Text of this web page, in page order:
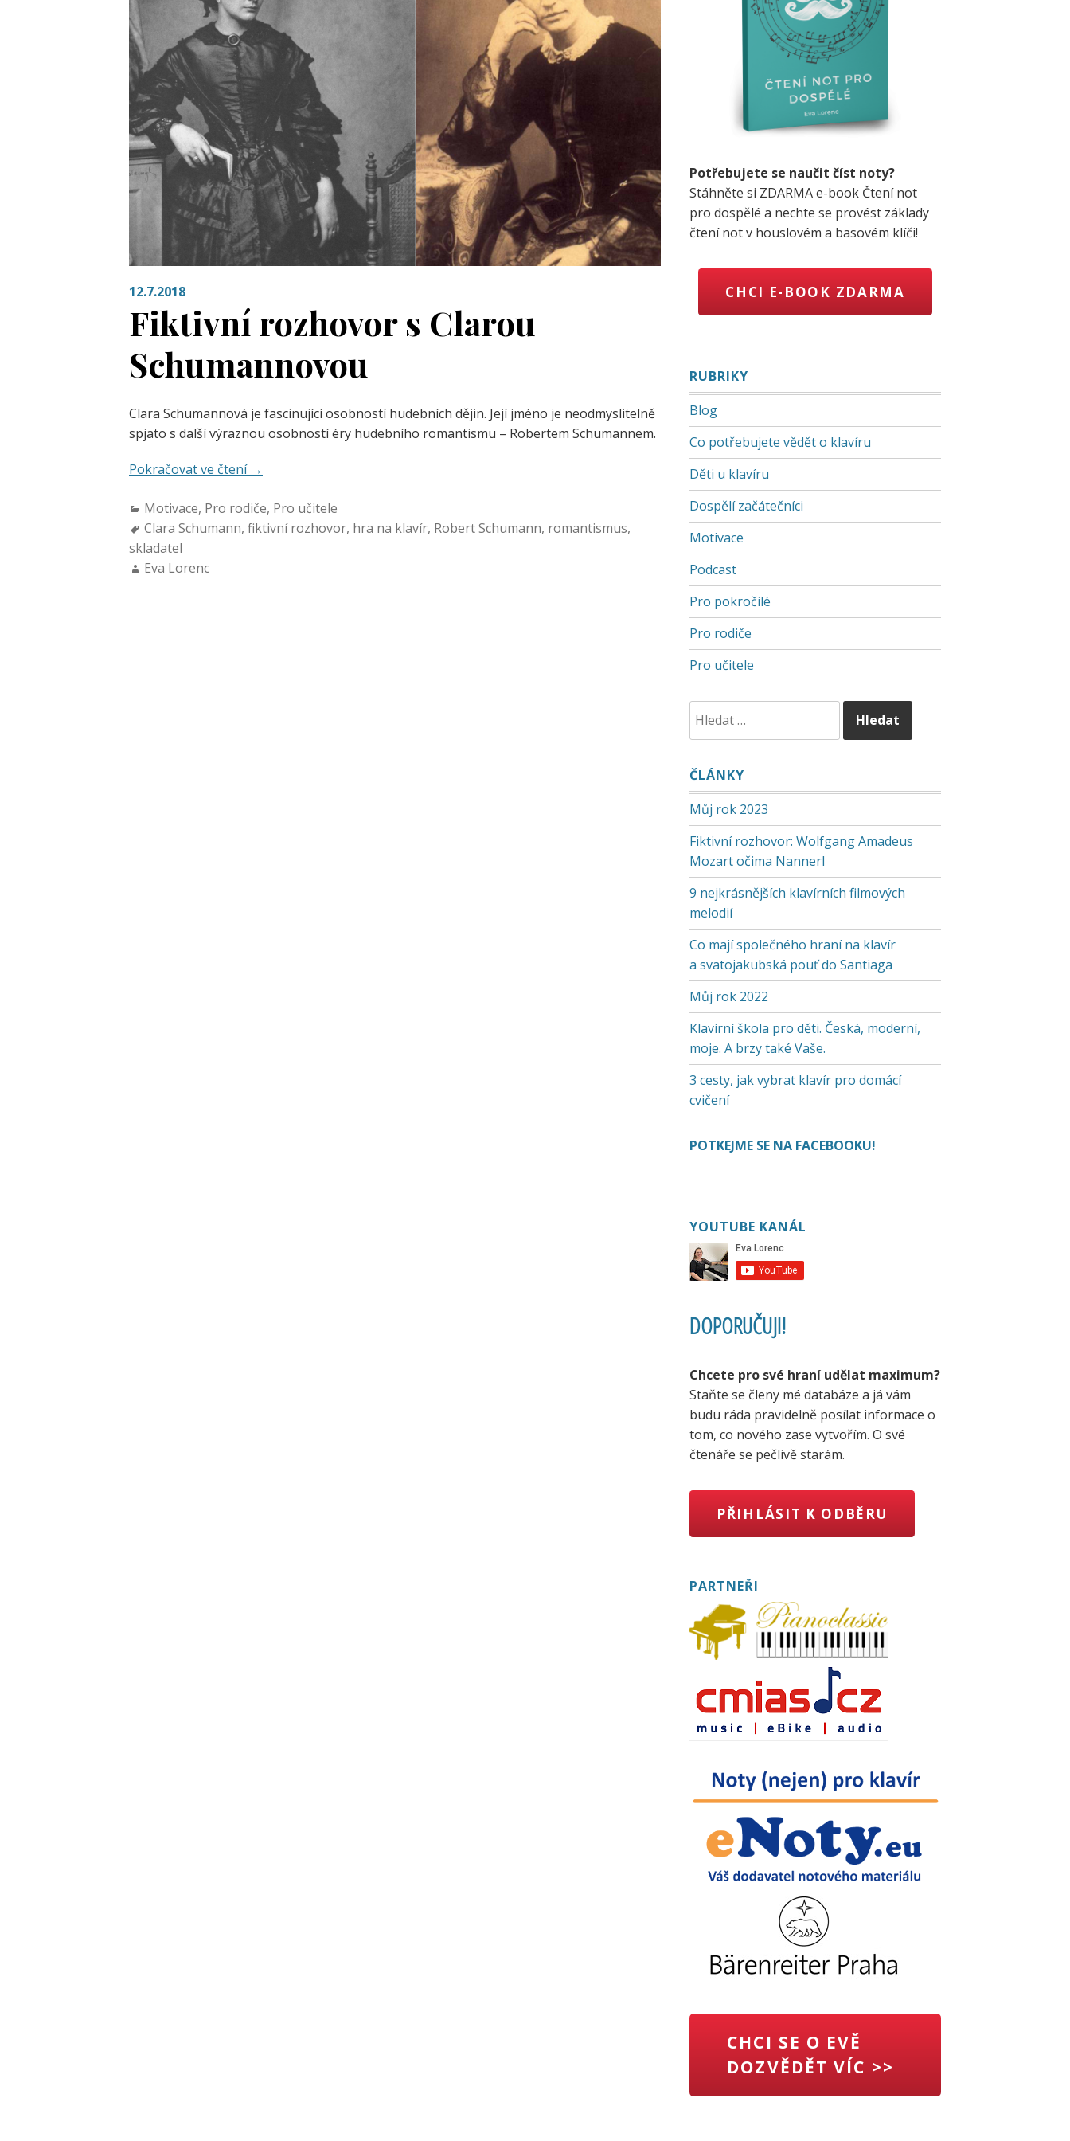
12.7.2018
Fiktivní rozhovor s Clarou
Schumannovou
Clara Schumannová je fascinující osobností hudebních dějin. Její jméno je neodmyslitelně
spjato s další výraznou osobností éry hudebního romantismu – Robertem Schumannem.
Pokračovat ve čtení →
Motivace, Pro rodiče, Pro učitele
Clara Schumann, fiktivní rozhovor, hra na klavír, Robert Schumann, romantismus,
skladatel
Eva Lorenc
Potřebujete se naučit číst noty?
Stáhněte si ZDARMA e-book Čtení not
pro dospělé a nechte se provést základy
čtení not v houslovém a basovém klíči!
CHCI E-BOOK ZDARMA
RUBRIKY
Blog
Co potřebujete vědět o klavíru
Děti u klavíru
Dospělí začátečníci
Motivace
Podcast
Pro pokročilé
Pro rodiče
Pro učitele
ČLÁNKY
Můj rok 2023
Fiktivní rozhovor: Wolfgang Amadeus
Mozart očima Nannerl
9 nejkrásnějších klavírních filmových
melodií
Co mají společného hraní na klavír
a svatojakubská pouť do Santiaga
Můj rok 2022
Klavírní škola pro děti. Česká, moderní,
moje. A brzy také Vaše.
3 cesty, jak vybrat klavír pro domácí
cvičení
POTKEJME SE NA FACEBOOKU!
YOUTUBE KANÁL
DOPORUČUJI!
Chcete pro své hraní udělat maximum?
Staňte se členy mé databáze a já vám
budu ráda pravidelně posílat informace o
tom, co nového zase vytvořím. O své
čtenáře se pečlivě starám.
PŘIHLÁSIT K ODBĚRU
PARTNEŘI
CHCI SE O EVĚ
DOZVĚDĚT VÍC >>